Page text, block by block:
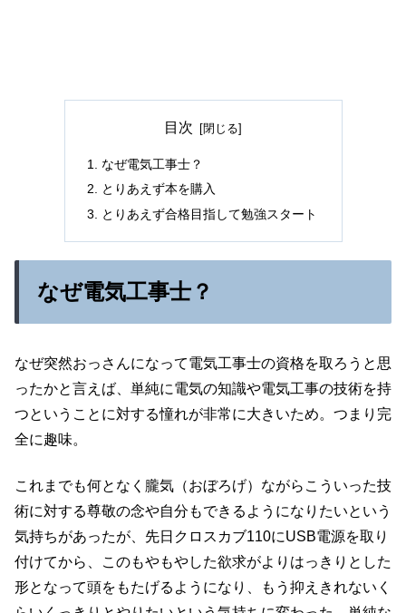
目次
なぜ電気工事士？
とりあえず本を購入
とりあえず合格目指して勉強スタート
なぜ電気工事士？
なぜ突然おっさんになって電気工事士の資格を取ろうと思
ったかと言えば、単純に電気の知識や電気工事の技術を持
つということに対する憧れが非常に大きいため。つまり完
全に趣味。
これまでも何となく朧気（おぼろげ）ながらこういった技
術に対する尊敬の念や自分もできるようになりたいという
気持ちがあったが、先日クロスカブ110にUSB電源を取り
付けてから、このもやもやした欲求がよりはっきりとした
形となって頭をもたげるようになり、もう抑えきれないく